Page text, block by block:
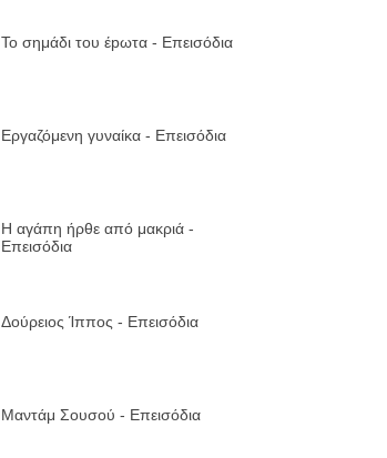
Το σημάδι του έpωτα - Επεισόδια
Εργαζόμενη γυναίκα - Επεισόδια
Η αγάπη ήρθε από μακριά -
Επεισόδια
Δούρειος Ίππος - Επεισόδια
Μαντάμ Σουσού - Επεισόδια